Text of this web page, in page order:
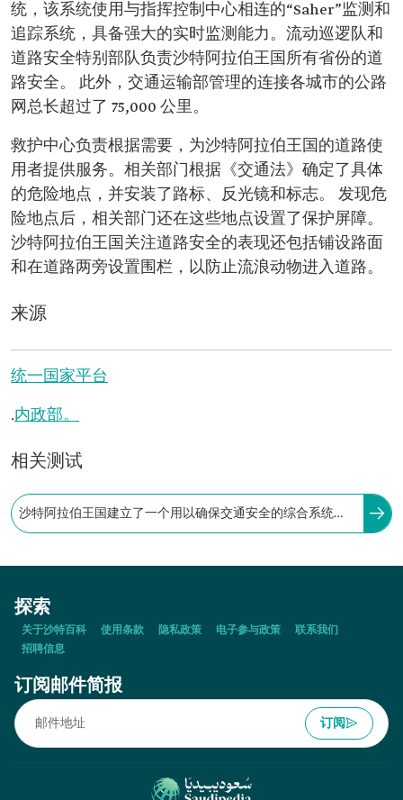
统，该系统使用与指挥控制中心相连的“Saher”监测和
追踪系统，具备强大的实时监测能力。流动巡逻队和
道路安全特别部队负责沙特阿拉伯王国所有省份的道
路安全。 此外，交通运输部管理的连接各城市的公路
网总长超过了 75,000 公里。
救护中心负责根据需要，为沙特阿拉伯王国的道路使
用者提供服务。相关部门根据《交通法》确定了具体
的危险地点，并安装了路标、反光镜和标志。 发现危
险地点后，相关部门还在这些地点设置了保护屏障。
沙特阿拉伯王国关注道路安全的表现还包括铺设路面
和在道路两旁设置围栏，以防止流浪动物进入道路。
来源
统一国家平台
.内政部。
相关测试
沙特阿拉伯王国建立了一个用以确保交通安全的综合系统，
探索
关于沙特百科 使用条款 隐私政策 电子参与政策
联系我们
招聘信息
订阅邮件简报
订阅